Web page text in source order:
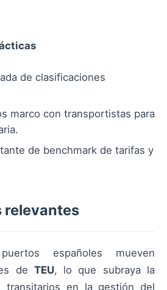
de clasificaciones
marco con transportistas para
de benchmark de tarifas y
relevantes
españoles mueven
de TEU, lo que subraya la
transitarios en la gestión del